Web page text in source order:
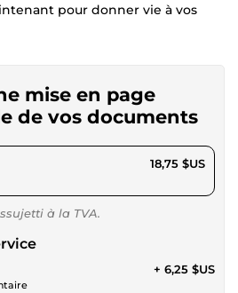
pour donner vie à vos
mise en page
de vos documents
17,28 $US 18,75 $US
à la TVA.
+ 6,25 $US